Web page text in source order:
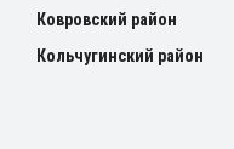
Ковровский район
Кольчугинский район